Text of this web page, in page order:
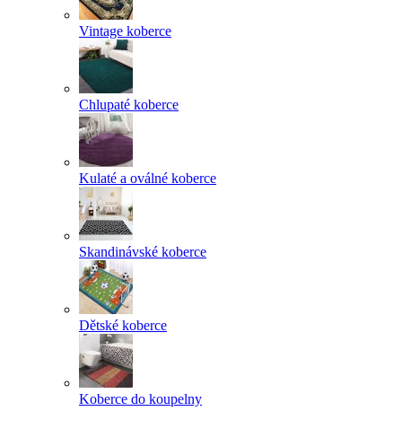
Vintage koberce
Chlupaté koberce
Kulaté a oválné koberce
Skandinávské koberce
Dětské koberce
Koberce do koupelny